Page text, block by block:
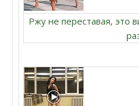
Ржу не переставая, это